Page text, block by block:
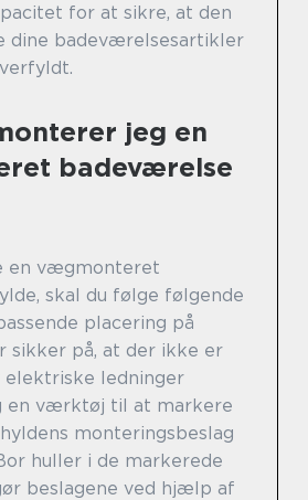
for at sikre, at den
dine badeværelsesartikler
jeg en
badeværelse
en vægmonteret
skal du følge følgende
placering på
på, at der ikke er
ledninger
en værktøj til at markere
monteringsbeslag
huller i de markerede
beslagene ved hjælp af